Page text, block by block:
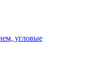
угловые